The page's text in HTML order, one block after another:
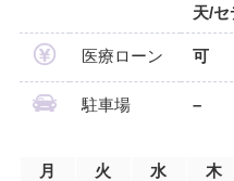
天/セ
医療ローン 可
駐車場 –
月 火 水 木